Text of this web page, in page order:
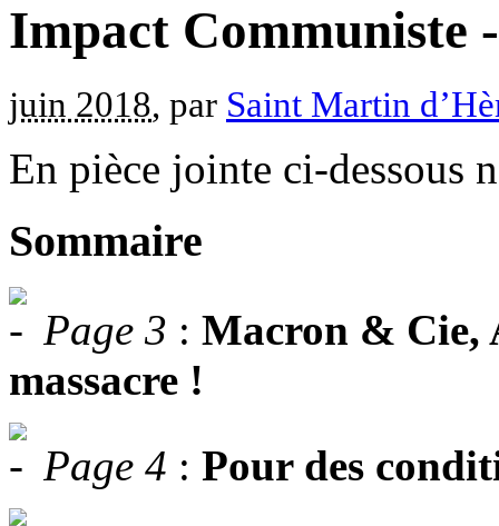
Impact Communiste
juin 2018, par Saint Martin
En pièce jointe ci-dessous
Sommaire
Page 3 : Macron & Cie,
massacre !
Page 4 : Pour des